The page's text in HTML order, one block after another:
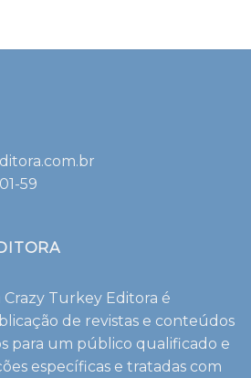
59
Crazy Turkey Editora é
de revistas e conteúdos
para um público qualificado e
específicas e tratadas com